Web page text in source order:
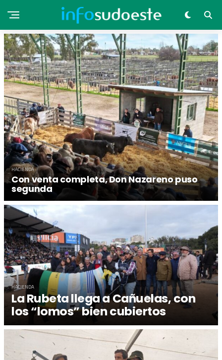
HACIENDA
Con venta completa, Don Nazareno puso
segunda
HACIENDA
La Rubeta llega a Cañuelas, con
los “lomos” bien cubiertos